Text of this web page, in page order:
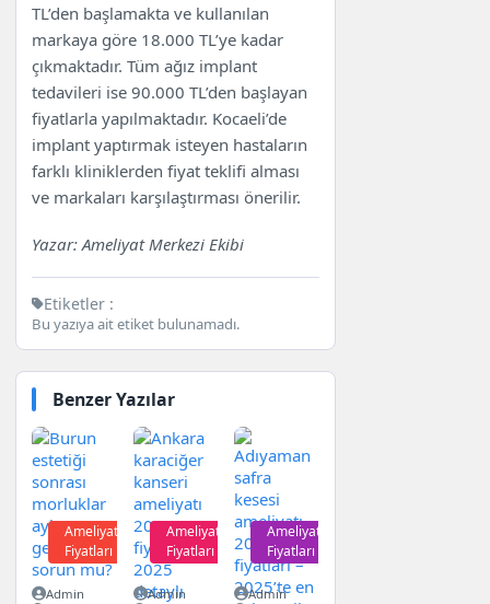
TL’den başlamakta ve kullanılan
markaya göre 18.000 TL’ye kadar
çıkmaktadır. Tüm ağız implant
tedavileri ise 90.000 TL’den başlayan
fiyatlarla yapılmaktadır. Kocaeli’de
implant yaptırmak isteyen hastaların
farklı kliniklerden fiyat teklifi alması
ve markaları karşılaştırması önerilir.
Yazar: Ameliyat Merkezi Ekibi
Etiketler :
Bu yazıya ait etiket bulunamadı.
Benzer Yazılar
Ameliyat
Fiyatları
Admin
Ameliyat
Fiyatları
Admin
Ameliyat
Fiyatları
Admin